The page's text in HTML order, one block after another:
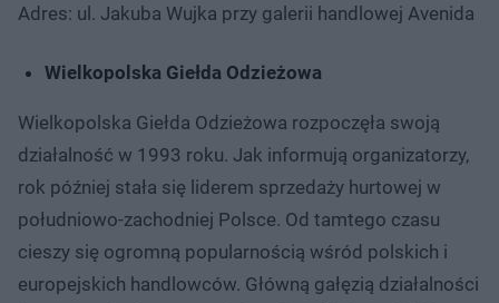
Adres: ul. Jakuba Wujka przy galerii handlowej Avenida
Wielkopolska Giełda Odzieżowa
Wielkopolska Giełda Odzieżowa rozpoczęła swoją
działalność w 1993 roku. Jak informują organizatorzy,
rok później stała się liderem sprzedaży hurtowej w
południowo-zachodniej Polsce. Od tamtego czasu
cieszy się ogromną popularnością wśród polskich i
europejskich handlowców. Główną gałęzią działalności